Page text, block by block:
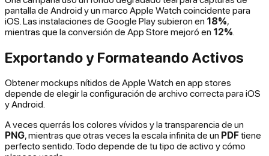
pantalla de Android y un marco Apple Watch coincidente para
iOS. Las instalaciones de Google Play subieron en 18%,
mientras que la conversión de App Store mejoró en 12%
Exportando y Formateando Activos
Obtener mockups nítidos de Apple Watch en app stores
depende de elegir la configuración de archivo correcta para iOS
y Android.
A veces querrás los colores vívidos y la transparencia de un
PNG, mientras que otras veces la escala infinita de un PDFtiene
perfecto sentido. Todo depende de tu tipo de activo y cómo